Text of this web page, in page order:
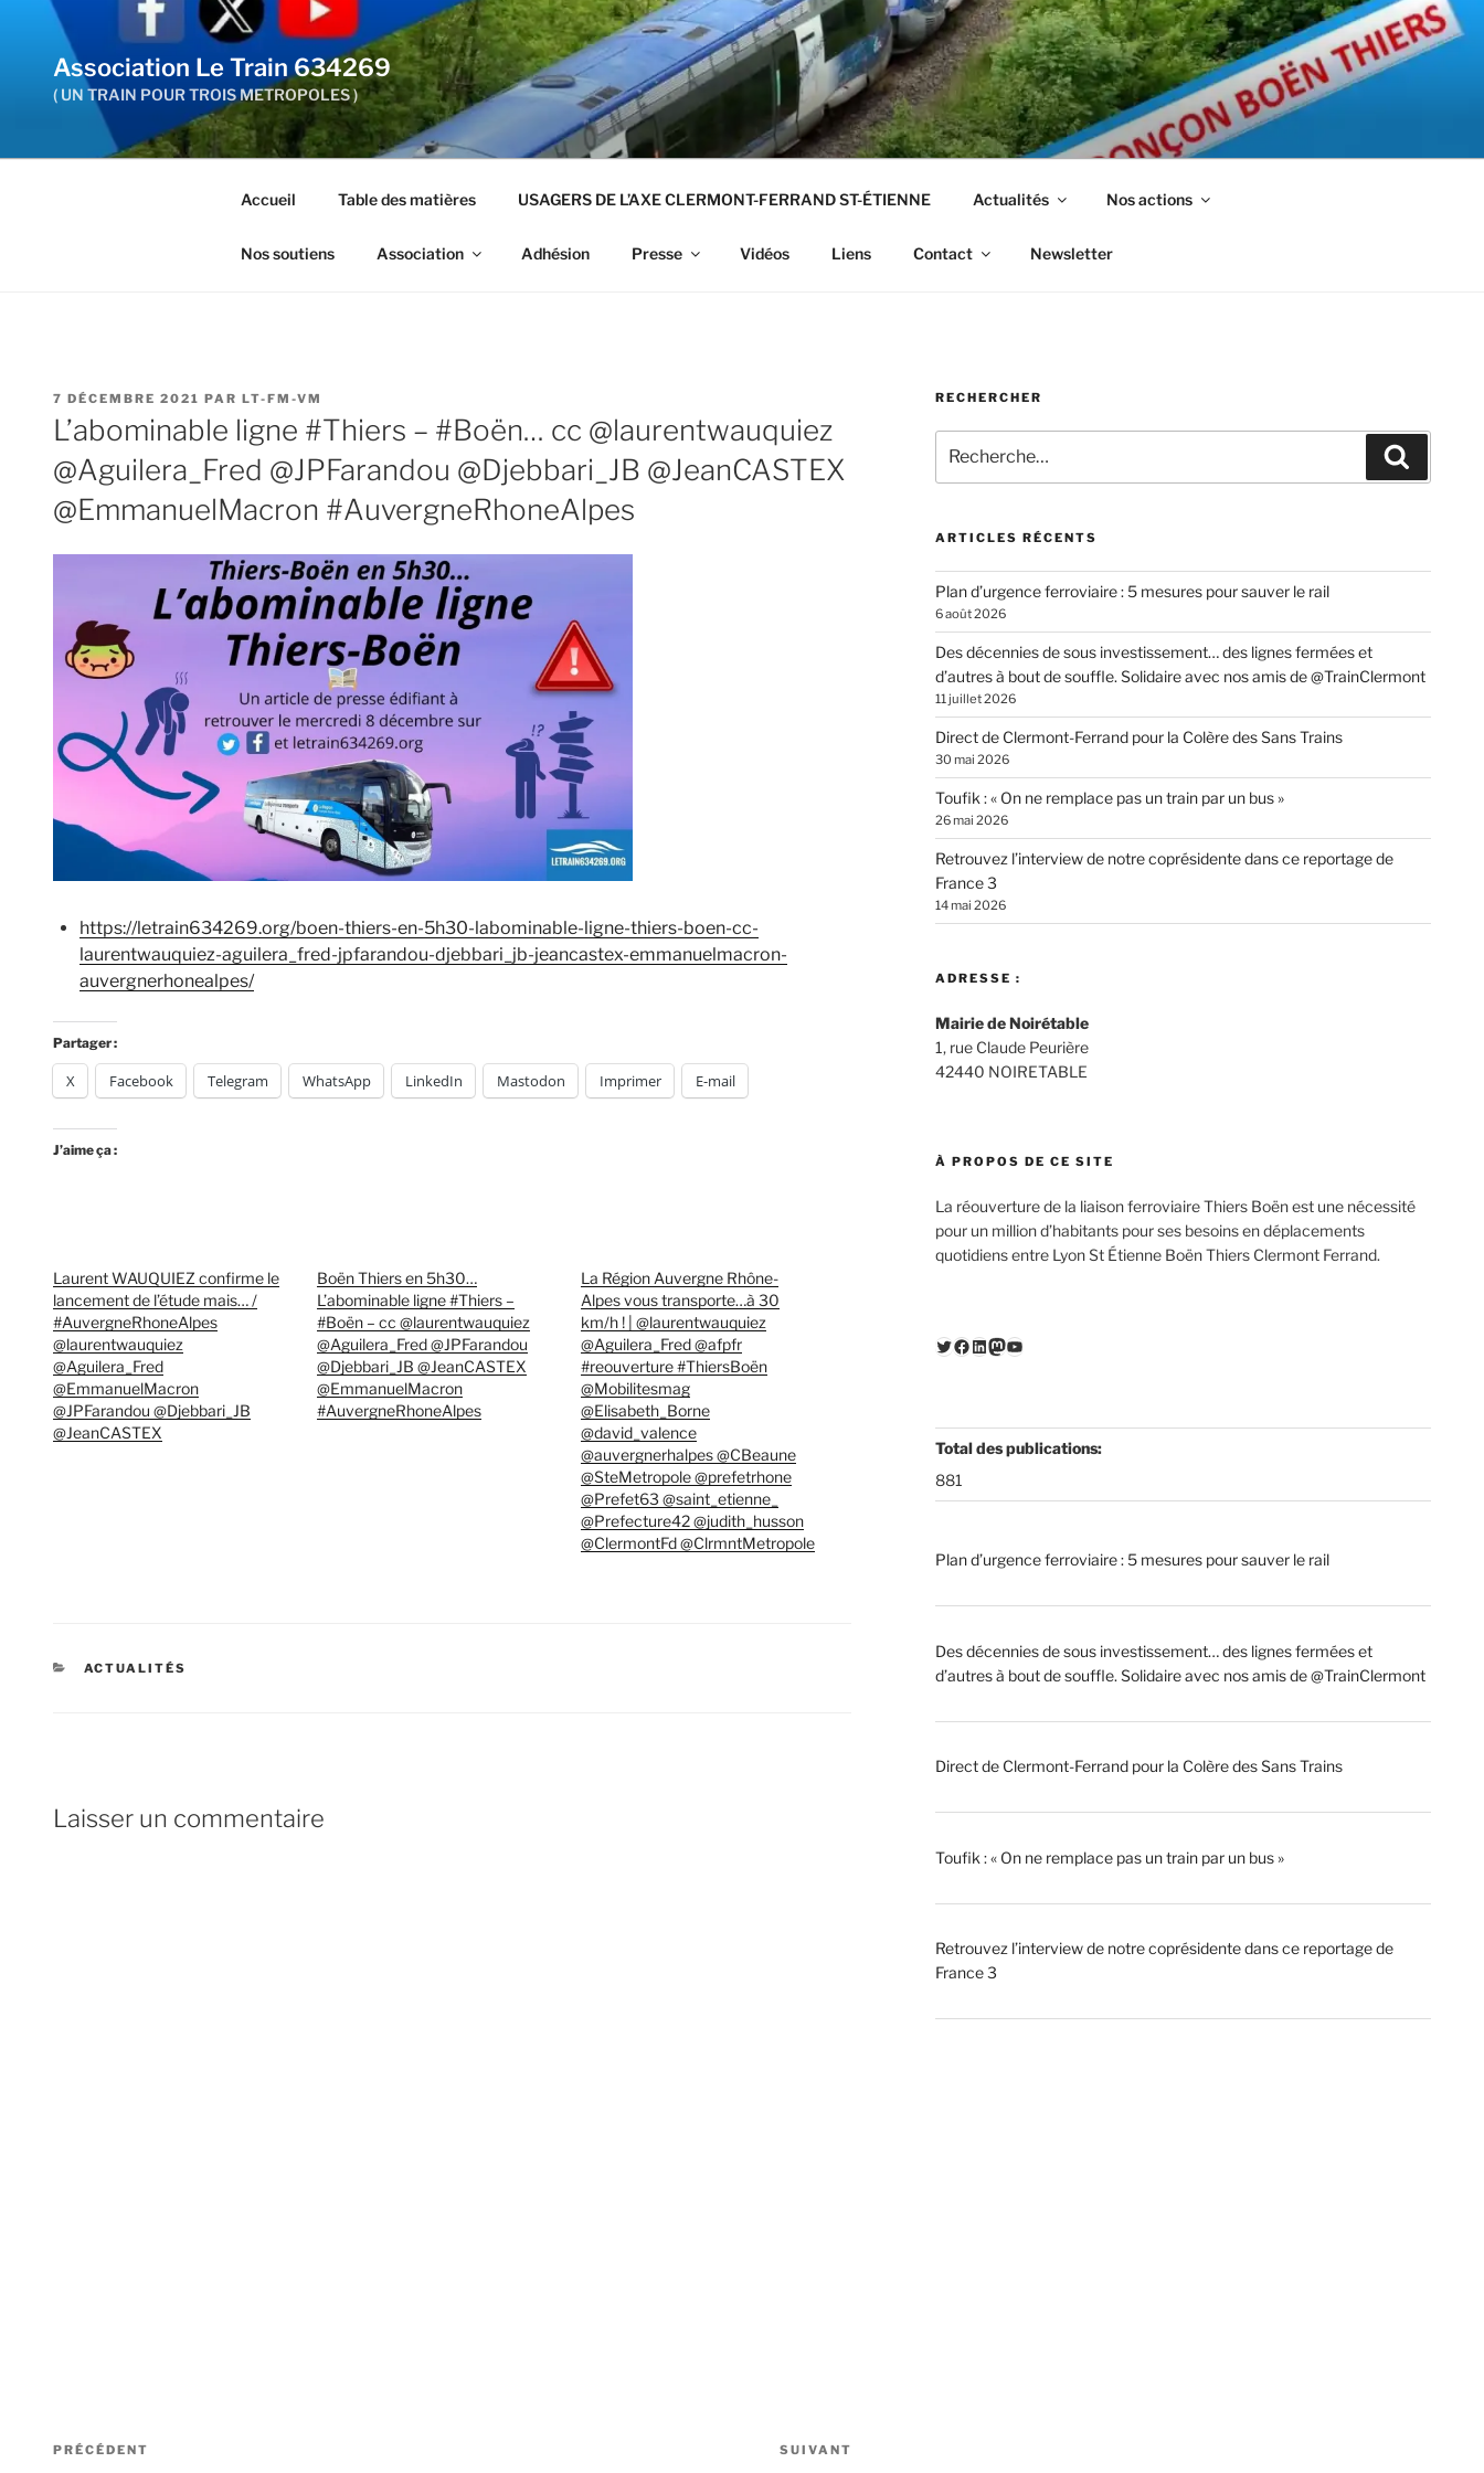
contenu
principal
Association Le Train 634269
( UN TRAIN POUR TROIS METROPOLES )
Accueil Table des matières USAGERS DE L’AXE CLERMONT-FERRAND ST-ÉTIENNE Actualités Nos actions
Nos soutiens Association Adhésion Presse Vidéos Liens Contact Newsletter
PUBLIÉ
LE
7 DÉCEMBRE 2021 PAR LT-FM-VM
L’abominable ligne #Thiers – #Boën… cc @laurentwauquiez
@Aguilera_Fred @JPFarandou @Djebbari_JB @JeanCASTEX
@EmmanuelMacron #AuvergneRhoneAlpes
https://letrain634269.org/boen-thiers-en-5h30-labominable-ligne-thiers-boen-cc-
laurentwauquiez-aguilera_fred-jpfarandou-djebbari_jb-jeancastex-emmanuelmacron-
auvergnerhonealpes/
Partager :
X Facebook Telegram WhatsApp LinkedIn Mastodon Imprimer E-mail
J’aime ça :
Laurent WAUQUIEZ confirme le
lancement de l’étude mais… /
#AuvergneRhoneAlpes
@laurentwauquiez
@Aguilera_Fred
@EmmanuelMacron
@JPFarandou @Djebbari_JB
@JeanCASTEX
Boën Thiers en 5h30…
L’abominable ligne #Thiers –
#Boën – cc @laurentwauquiez
@Aguilera_Fred @JPFarandou
@Djebbari_JB @JeanCASTEX
@EmmanuelMacron
#AuvergneRhoneAlpes
La Région Auvergne Rhône-
Alpes vous transporte…à 30
km/h ! | @laurentwauquiez
@Aguilera_Fred @afpfr
#reouverture #ThiersBoën
@Mobilitesmag
@Elisabeth_Borne
@david_valence
@auvergnerhalpes @CBeaune
@SteMetropole @prefetrhone
@Prefet63 @saint_etienne_
@Prefecture42 @judith_husson
@ClermontFd @ClrmntMetropole
CATÉGORIES
ACTUALITÉS
Laisser un commentaire
Navigation
Article
PRÉCÉDENT SUIVANT
RECHERCHER
pour
:
ARTICLES RÉCENTS
Plan d’urgence ferroviaire : 5 mesures pour sauver le rail
6 août 2026
Des décennies de sous investissement… des lignes fermées et
d’autres à bout de souffle. Solidaire avec nos amis de @TrainClermont
11 juillet 2026
Direct de Clermont-Ferrand pour la Colère des Sans Trains
30 mai 2026
Toufik : « On ne remplace pas un train par un bus »
26 mai 2026
Retrouvez l’interview de notre coprésidente dans ce reportage de
France 3
14 mai 2026
ADRESSE :
Mairie de Noirétable
1, rue Claude Peurière
42440 NOIRETABLE
À PROPOS DE CE SITE
La réouverture de la liaison ferroviaire Thiers Boën est une nécessité
pour un million d’habitants pour ses besoins en déplacements
quotidiens entre Lyon St Étienne Boën Thiers Clermont Ferrand.
Twitter
Facebook
LinkedIn
Mastodon
YouTube
Total des publications:
881
Plan d’urgence ferroviaire : 5 mesures pour sauver le rail
Des décennies de sous investissement… des lignes fermées et
d’autres à bout de souffle. Solidaire avec nos amis de @TrainClermont
Direct de Clermont-Ferrand pour la Colère des Sans Trains
Toufik : « On ne remplace pas un train par un bus »
Retrouvez l’interview de notre coprésidente dans ce reportage de
France 3